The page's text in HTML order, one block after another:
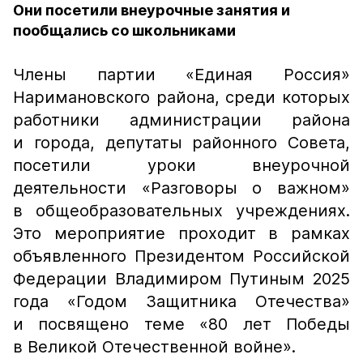
Они посетили внеурочные занятия и
пообщались со школьниками
Члены партии «Единая Россия»
Наримановского района, среди которых
работники администрации района
и города, депутаты районного Совета,
посетили уроки внеурочной
деятельности «Разговоры о важном»
в общеобразовательных учреждениях.
Это мероприятие проходит в рамках
объявленного Президентом Российской
Федерации Владимиром Путиным 2025
года «Годом Защитника Отечества»
и посвящено теме «80 лет Победы
в Великой Отечественной войне».